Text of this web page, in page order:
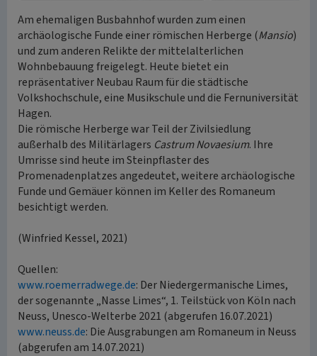
Am ehemaligen Busbahnhof wurden zum einen
archäologische Funde einer römischen Herberge (Mansio)
und zum anderen Relikte der mittelalterlichen
Wohnbebauung freigelegt. Heute bietet ein
repräsentativer Neubau Raum für die städtische
Volkshochschule, eine Musikschule und die Fernuniversität
Hagen.
Die römische Herberge war Teil der Zivilsiedlung
außerhalb des Militärlagers Castrum Novaesium. Ihre
Umrisse sind heute im Steinpflaster des
Promenadenplatzes angedeutet, weitere archäologische
Funde und Gemäuer können im Keller des Romaneum
besichtigt werden.
(Winfried Kessel, 2021)
Quellen:
www.roemerradwege.de: Der Niedergermanische Limes,
der sogenannte „Nasse Limes“, 1. Teilstück von Köln nach
Neuss, Unesco-Welterbe 2021 (abgerufen 16.07.2021)
www.neuss.de: Die Ausgrabungen am Romaneum in Neuss
(abgerufen am 14.07.2021)